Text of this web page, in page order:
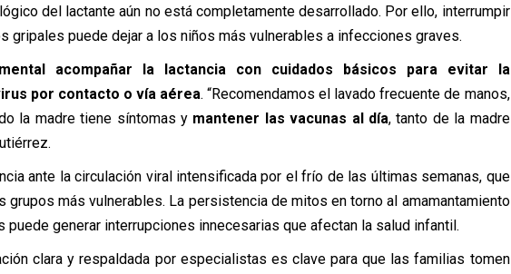
del lactante aún no está completamente desarrollado. Por ello, interrumpir
gripales puede dejar a los niños más vulnerables a infecciones graves.
acompañar la lactancia con cuidados básicos para evitar la
por contacto o vía aérea. “Recomendamos el lavado frecuente de manos,
la madre tiene síntomas y mantener las vacunas al día, tanto de la madre
ante la circulación viral intensificada por el frío de las últimas semanas, que
grupos más vulnerables. La persistencia de mitos en torno al amamantamiento
puede generar interrupciones innecesarias que afectan la salud infantil.
clara y respaldada por especialistas es clave para que las familias tomen